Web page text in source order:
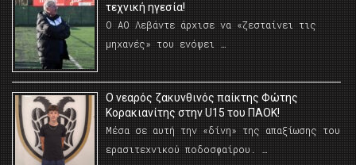
τεχνική ηγεσία!
Ο ΑΟ Λεβάντε άρχισε να «ζεσταίνει τις
μηχανές» του ενόψει …
O νεαρός ζακυνθινός παίκτης Φώτης
Κορακιανίτης στην U15 του ΠΑΟΚ!
Μέσα σε αυτή την «δίνη» της απαξίωσης του
ερασιτεχνικού ποδοσφαίρου. …